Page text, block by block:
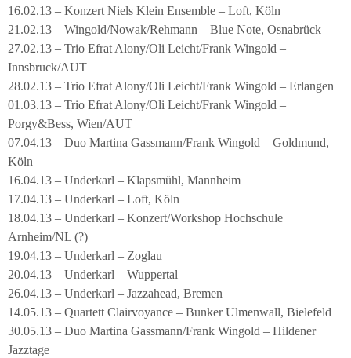
16.02.13 – Konzert Niels Klein Ensemble – Loft, Köln
21.02.13 – Wingold/Nowak/Rehmann – Blue Note, Osnabrück
27.02.13 – Trio Efrat Alony/Oli Leicht/Frank Wingold –
Innsbruck/AUT
28.02.13 – Trio Efrat Alony/Oli Leicht/Frank Wingold – Erlangen
01.03.13 – Trio Efrat Alony/Oli Leicht/Frank Wingold –
Porgy&Bess, Wien/AUT
07.04.13 – Duo Martina Gassmann/Frank Wingold – Goldmund,
Köln
16.04.13 – Underkarl – Klapsmühl, Mannheim
17.04.13 – Underkarl – Loft, Köln
18.04.13 – Underkarl – Konzert/Workshop Hochschule
Arnheim/NL (?)
19.04.13 – Underkarl – Zoglau
20.04.13 – Underkarl – Wuppertal
26.04.13 – Underkarl – Jazzahead, Bremen
14.05.13 – Quartett Clairvoyance – Bunker Ulmenwall, Bielefeld
30.05.13 – Duo Martina Gassmann/Frank Wingold – Hildener
Jazztage